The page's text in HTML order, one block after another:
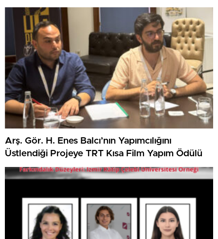
Arş. Gör. H. Enes Balcı’nın Yapımcılığını
Üstlendiği Projeye TRT Kısa Film Yapım Ödülü